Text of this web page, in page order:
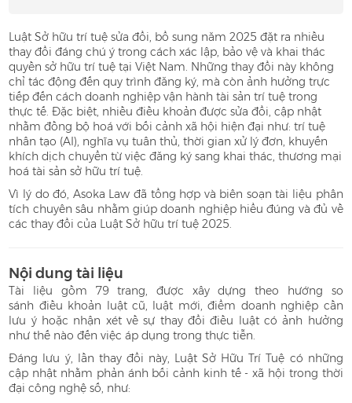
Luật Sở hữu trí tuệ sửa đổi, bổ sung năm 2025 đặt ra nhiều
thay đổi đáng chú ý trong cách xác lập, bảo vệ và khai thác
quyền sở hữu trí tuệ tại Việt Nam. Những thay đổi này không
chỉ tác động đến quy trình đăng ký, mà còn ảnh hưởng trực
tiếp đến cách doanh nghiệp vận hành tài sản trí tuệ trong
thực tế. Đặc biệt, nhiều điều khoản được sửa đổi, cập nhật
nhằm đồng bộ hoá với bối cảnh xã hội hiện đại như: trí tuệ
nhân tạo (AI), nghĩa vụ tuân thủ, thời gian xử lý đơn, khuyến
khích dịch chuyển từ việc đăng ký sang khai thác, thương mại
hoá tài sản sở hữu trí tuệ.
Vì lý do đó, Asoka Law đã tổng hợp và biên soạn tài liệu phân
tích chuyên sâu nhằm giúp doanh nghiệp hiểu đúng và đủ về
các thay đổi của Luật Sở hữu trí tuệ 2025.
Nội dung tài liệu
Tài liệu gồm 79 trang, được xây dựng theo hướng so
sánh điều khoản luật cũ, luật mới, điểm doanh nghiệp cần
lưu ý hoặc nhận xét về sự thay đổi điều luật có ảnh hưởng
như thế nào đến việc áp dụng trong thực tiễn.
Đáng lưu ý, lần thay đổi này, Luật Sở Hữu Trí Tuệ có những
cập nhật nhằm phản ánh bối cảnh kinh tế - xã hội trong thời
đại công nghệ số, như: